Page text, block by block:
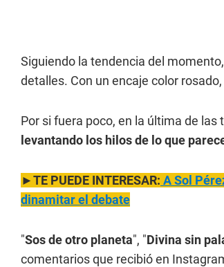
Siguiendo la tendencia del momento,
detalles. Con un encaje color
Por si fuera poco, en la última de
levantando los hilos de lo que
►TE PUEDE INTERESAR: A Sol
dinamitar el debate
"Sos de otro planeta", "Divina sin
comentarios que recibió en